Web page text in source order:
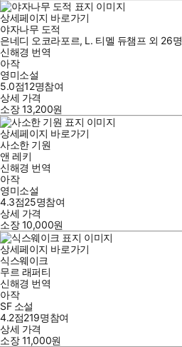
상세페이지 바로가기
야자나무 도적
은네디 오코라포르, L. 티멜 듀챔프 외 26명
신해경 번역
아작
영미소설
5.0점12명참여
상세 가격
소장13,200원
상세페이지 바로가기
사소한 기원
앤 레키
신해경 번역
아작
영미소설
4.3점25명참여
상세 가격
소장10,000원
상세페이지 바로가기
식스웨이크
무르 래퍼티
신해경 번역
아작
SF 소설
4.2점219명참여
상세 가격
소장11,000원